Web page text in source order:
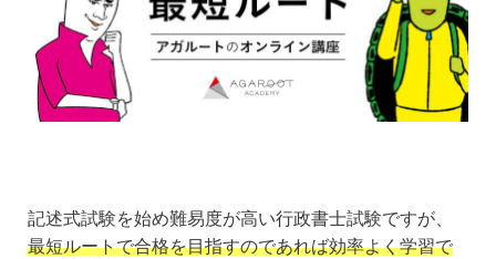
記述式試験を始め難易度が高い行政書士試験ですが、
最短ルートで合格を目指すのであれば効率よく学習で